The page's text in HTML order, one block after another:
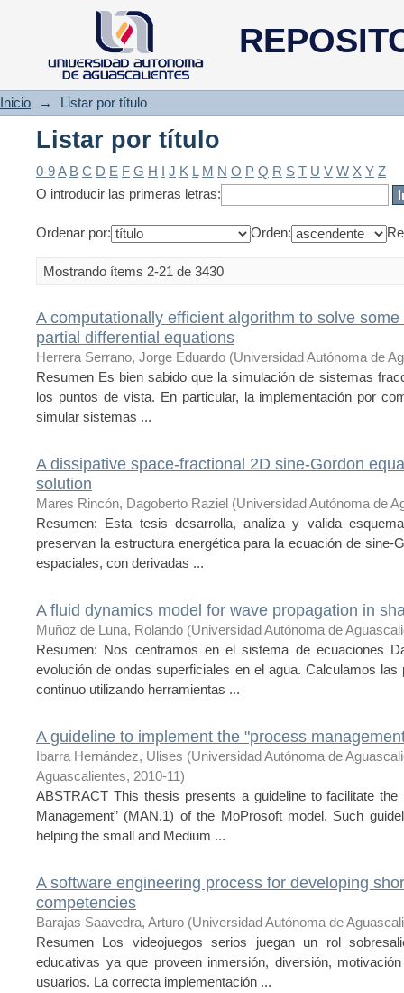
Listar por título
Inicio → Listar por título
Listar por título
0-9A B C D E F G H I J K L M N O P Q R S T U V W X Y Z
O introducir las primeras letras:
Ordenar por: Orden:
Mostrando ítems 2-21 de 3430
A computationally efficient algorithm to solve
partial differential equations
Herrera Serrano, Jorge Eduardo (Universidad Autónoma de
Resumen Es bien sabido que la simulación de sistemas
los puntos de vista. En particular, la implementación por
simular sistemas ...
A dissipative space-fractional 2D sine-Gordon
solution
Mares Rincón, Dagoberto Raziel (Universidad Autónoma de
Resumen: Esta tesis desarrolla, analiza y valida
preservan la estructura energética para la ecuación de sine-
espaciales, con derivadas ...
A fluid dynamics model for wave propagation in
Muñoz de Luna, Rolando (Universidad Autónoma de
Resumen: Nos centramos en el sistema de ecuaciones
evolución de ondas superficiales en el agua. Calculamos
continuo utilizando herramientas ...
A guideline to implement the "process
Ibarra Hernández, Ulises (Universidad Autónoma de
Aguascalientes, 2010-11)
ABSTRACT This thesis presents a guideline to facilitate
Management” (MAN.1) of the MoProsoft model. Such
helping the small and Medium ...
A software engineering process for developing
competencies
Barajas Saavedra, Arturo (Universidad Autónoma de
Resumen Los videojuegos serios juegan un rol
educativas ya que proveen inmersión, diversión,
usuarios. La correcta implementación ...